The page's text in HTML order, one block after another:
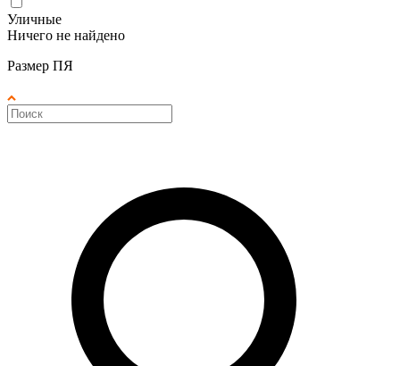
Уличные
Ничего не найдено
Размер ПЯ